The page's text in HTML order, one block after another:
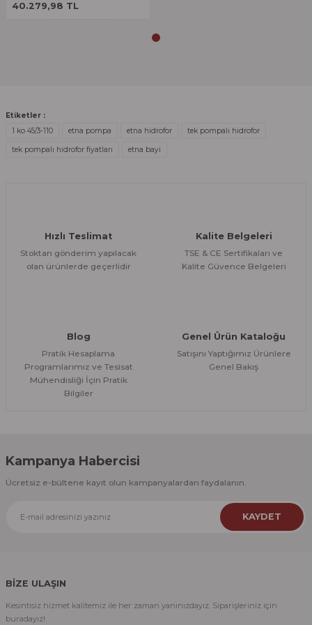
40.279,98 TL
Etiketler :
1 ko 45/3-110
etna pompa etna hidrofor tek pompalı hidrofor
tek pompalı hidrofor fiyatları etna bayi
Hızlı Teslimat
Stoktan gönderim yapılacak
olan ürünlerde geçerlidir
Kalite Belgeleri
TSE & CE Sertifikaları ve
Kalite Güvence Belgeleri
Blog
Pratik Hesaplama
Programlarımız ve Tesisat
Mühendisliği İçin Pratik
Bilgiler
Genel Ürün Kataloğu
Satışını Yaptığımız Ürünlere
Genel Bakış
Kampanya Habercisi
Ücretsiz e-bültene kayıt olun kampanyalardan faydalanın.
KAYDET
BİZE ULAŞIN
Kesintisiz hizmet kalitemiz ile her zaman yanınızdayız. Siparişleriniz için
buradayız!